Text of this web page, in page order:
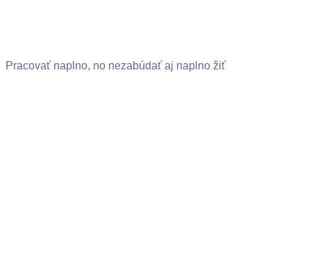
Pracovať naplno, no nezabúdať aj naplno žiť